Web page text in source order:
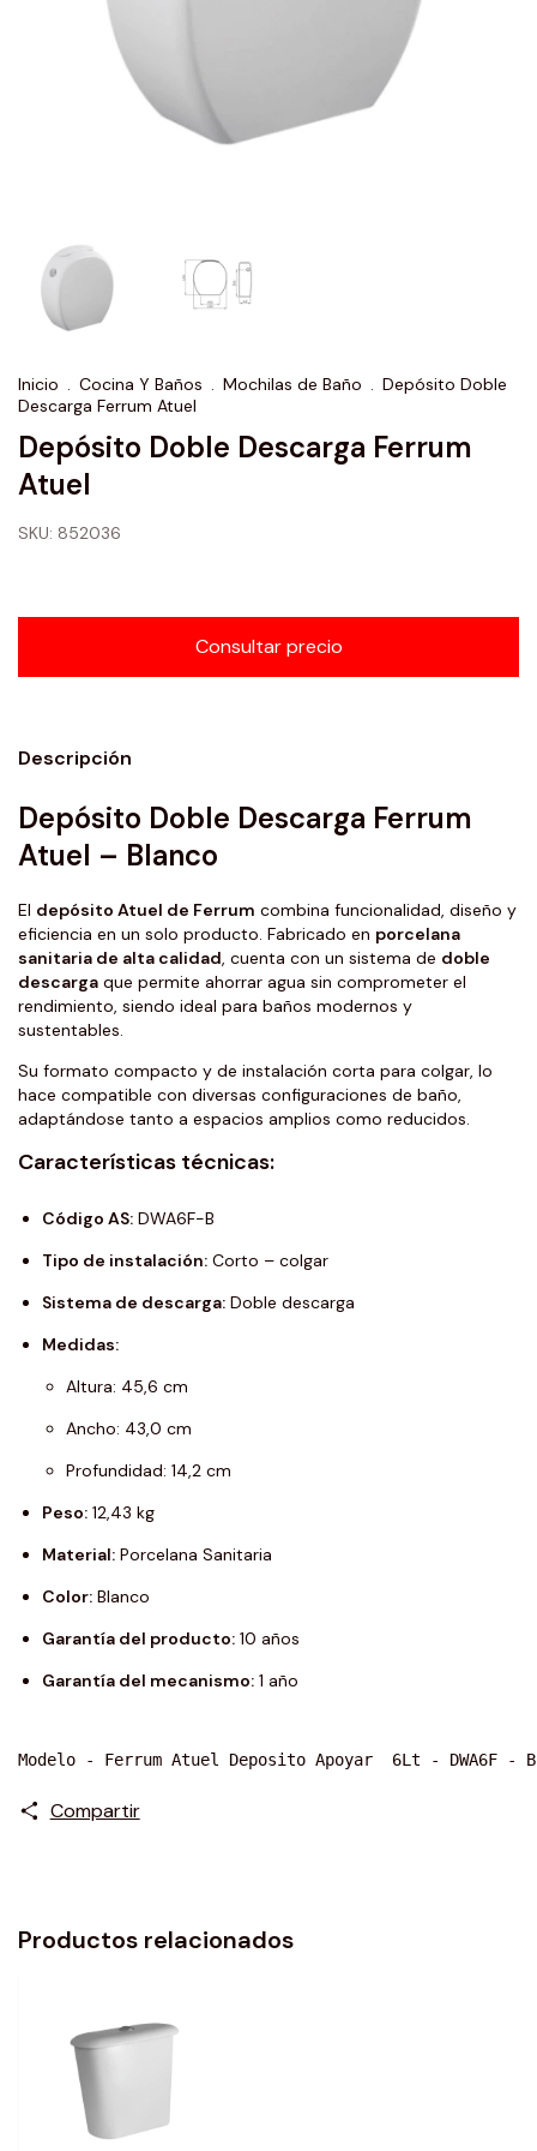
Inicio . Cocina Y Baños . Mochilas de Baño . Depósito Doble
Descarga Ferrum Atuel
Depósito Doble Descarga Ferrum
Atuel
SKU: 852036
Descripción
Depósito Doble Descarga Ferrum
Atuel – Blanco
El depósito Atuel de Ferrum combina funcionalidad, diseño y
eficiencia en un solo producto. Fabricado en porcelana
sanitaria de alta calidad, cuenta con un sistema de doble
descarga que permite ahorrar agua sin comprometer el
rendimiento, siendo ideal para baños modernos y
sustentables.
Su formato compacto y de instalación corta para colgar, lo
hace compatible con diversas configuraciones de baño,
adaptándose tanto a espacios amplios como reducidos.
Características técnicas:
Código AS: DWA6F-B
Tipo de instalación: Corto – colgar
Sistema de descarga: Doble descarga
Medidas:
Altura: 45,6 cm
Ancho: 43,0 cm
Profundidad: 14,2 cm
Peso: 12,43 kg
Material: Porcelana Sanitaria
Color: Blanco
Garantía del producto: 10 años
Garantía del mecanismo: 1 año
Modelo - Ferrum Atuel Deposito Apoyar  6Lt - DWA6F -
Compartir
Productos relacionados